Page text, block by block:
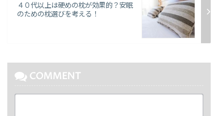
４０代以上は硬めの枕が効果的？安眠
のための枕選びを考える！
COMMENT